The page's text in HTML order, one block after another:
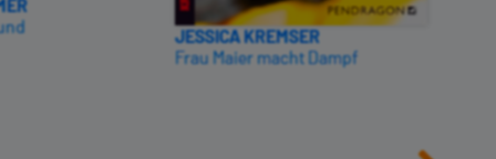
JESSICA KREMSER
Frau Maier macht Dampf